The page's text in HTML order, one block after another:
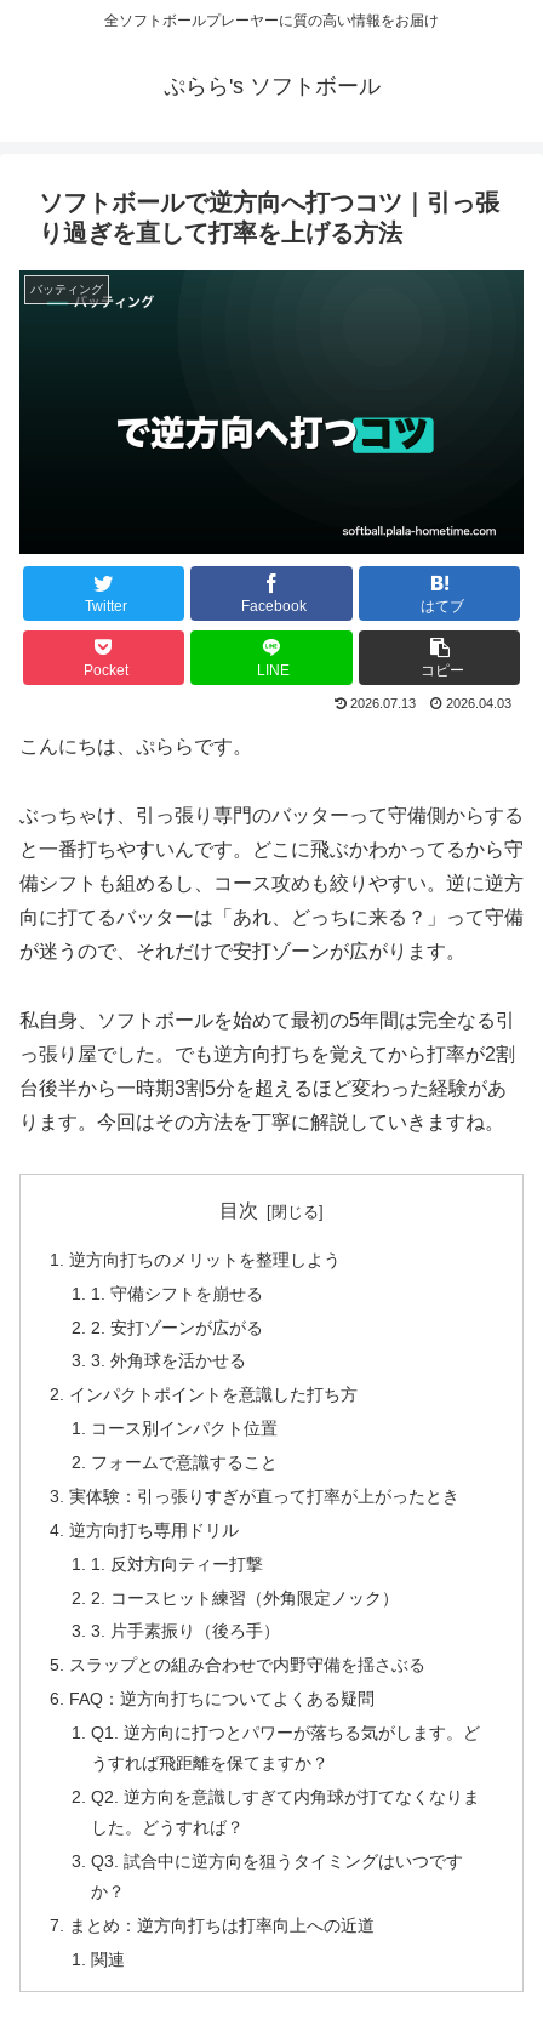
全ソフトボールプレーヤーに質の高い情報をお届け
ぷらら's ソフトボール
ソフトボールで逆方向へ打つコツ｜引っ張
り過ぎを直して打率を上げる方法
バッティング
Twitter Facebook はてブ
Pocket LINE コピー
2026.07.13 2026.04.03
こんにちは、ぷららです。
ぶっちゃけ、引っ張り専門のバッターって守備側からする
と一番打ちやすいんです。どこに飛ぶかわかってるから守
備シフトも組めるし、コース攻めも絞りやすい。逆に逆方
向に打てるバッターは「あれ、どっちに来る？」って守備
が迷うので、それだけで安打ゾーンが広がります。
私自身、ソフトボールを始めて最初の5年間は完全なる引
っ張り屋でした。でも逆方向打ちを覚えてから打率が2割
台後半から一時期3割5分を超えるほど変わった経験があ
ります。今回はその方法を丁寧に解説していきますね。
目次
逆方向打ちのメリットを整理しよう
1. 守備シフトを崩せる
2. 安打ゾーンが広がる
3. 外角球を活かせる
インパクトポイントを意識した打ち方
コース別インパクト位置
フォームで意識すること
実体験：引っ張りすぎが直って打率が上がったとき
逆方向打ち専用ドリル
1. 反対方向ティー打撃
2. コースヒット練習（外角限定ノック）
3. 片手素振り（後ろ手）
スラップとの組み合わせで内野守備を揺さぶる
FAQ：逆方向打ちについてよくある疑問
Q1. 逆方向に打つとパワーが落ちる気がします。ど
うすれば飛距離を保てますか？
Q2. 逆方向を意識しすぎて内角球が打てなくなりま
した。どうすれば？
Q3. 試合中に逆方向を狙うタイミングはいつです
か？
まとめ：逆方向打ちは打率向上への近道
関連